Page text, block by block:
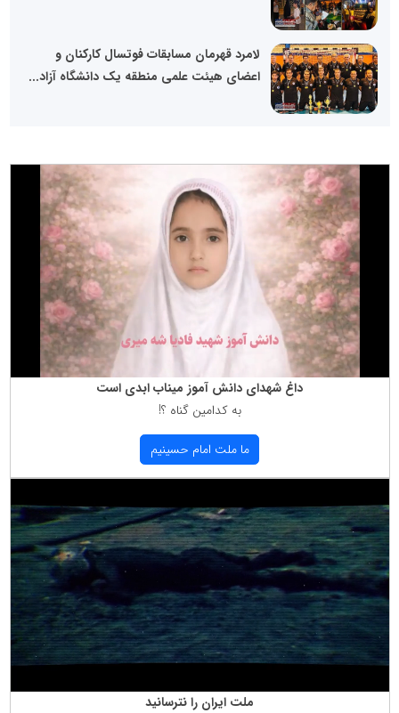
لامرد قهرمان مسابقات فوتسال کارکنان و
اعضای هیئت علمی منطقه یک دانشگاه آزاد...
داغ شهدای دانش آموز میناب ابدی است
به كدامین گناه ؟!
ما ملت امام حسینیم
ملت ایران را نترسانید